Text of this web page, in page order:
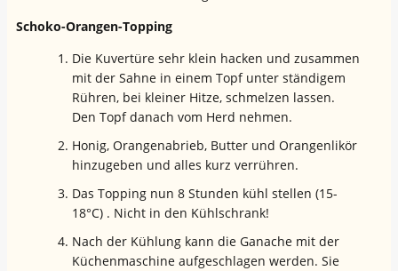
Schoko-Orangen-Topping
Die Kuvertüre sehr klein hacken und zusammen
mit der Sahne in einem Topf unter ständigem
Rühren, bei kleiner Hitze, schmelzen lassen.
Den Topf danach vom Herd nehmen.
Honig, Orangenabrieb, Butter und Orangenlikör
hinzugeben und alles kurz verrühren.
Das Topping nun 8 Stunden kühl stellen (15-
18°C) . Nicht in den Kühlschrank!
Nach der Kühlung kann die Ganache mit der
Küchenmaschine aufgeschlagen werden. Sie